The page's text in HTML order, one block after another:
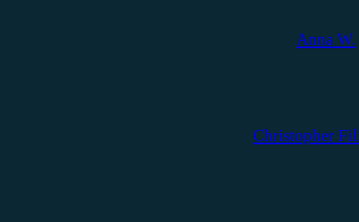
Anna W.
Christopher